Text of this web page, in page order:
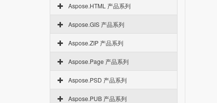
Aspose.HTML 产品系列
Aspose.GIS 产品系列
Aspose.ZIP 产品系列
Aspose.Page 产品系列
Aspose.PSD 产品系列
Aspose.PUB 产品系列